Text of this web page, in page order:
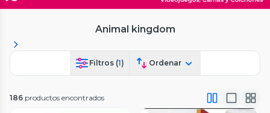
Animal kingdom
Filtros (1) Ordenar
186 productos encontrados